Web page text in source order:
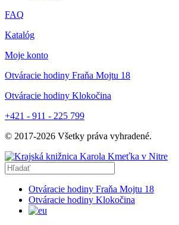
FAQ
Katalóg
Moje konto
Otváracie hodiny Fraňa Mojtu 18
Otváracie hodiny Klokočina
+421 - 911 - 225 799
© 2017-2026 Všetky práva vyhradené.
Otváracie hodiny Fraňa Mojtu 18
Otváracie hodiny Klokočina